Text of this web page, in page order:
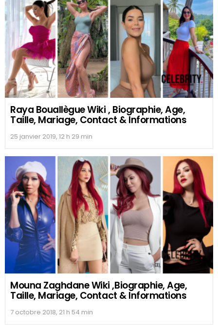
Raya Bouallègue Wiki , Biographie, Age,
Taille, Mariage, Contact & Informations
25 janvier 2019, 12 h 29 min
Mouna Zaghdane Wiki ,Biographie, Age,
Taille, Mariage, Contact & Informations
7 octobre 2018, 21 h 54 min